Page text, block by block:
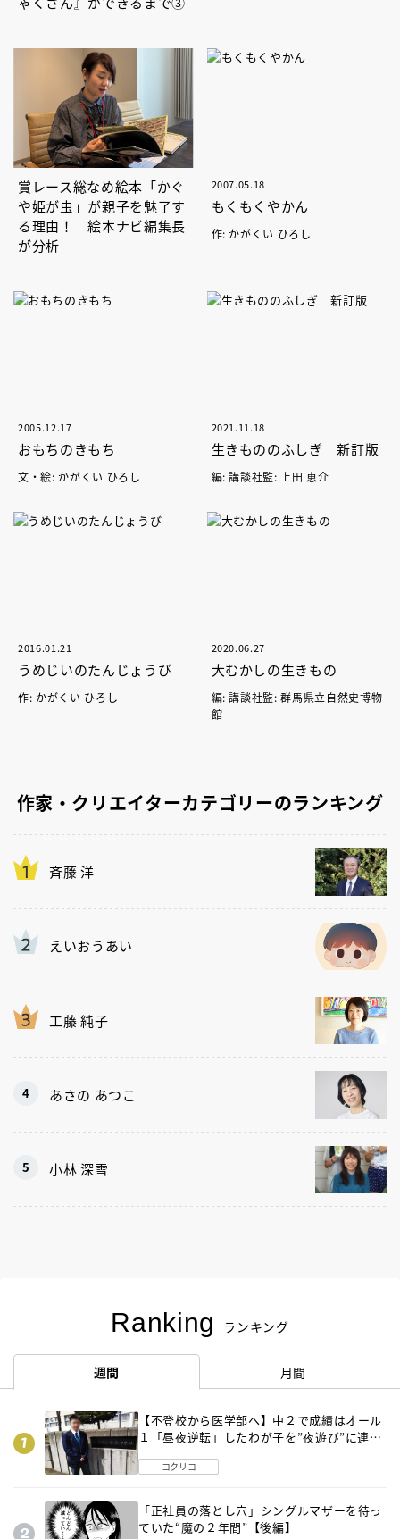
賞レース総なめ絵本「かぐ
や姫が虫」が親子を魅了す
る理由！ 絵本ナビ編集長
が分析
2007.05.18
もくもくやかん
作: かがくい ひろし
2005.12.17
おもちのきもち
文・絵: かがくい ひろし
2021.11.18
生きもののふしぎ 新訂版
編: 講談社監: 上田 恵介
2016.01.21
うめじいのたんじょうび
作: かがくい ひろし
2020.06.27
大むかしの生きもの
編: 講談社監: 群馬県立自然史博物
館
作家・クリエイターカテゴリーのランキング
斉藤 洋
えいおうあい
工藤 純子
あさの あつこ
小林 深雪
Ranking ランキング
週間 月間
【不登校から医学部へ】中２で成績はオール
１「昼夜逆転」したわが子を”夜遊び”に連れ
コクリコ
「正社員の落とし穴」シングルマザーを待っ
ていた“魔の２年間”【後編】